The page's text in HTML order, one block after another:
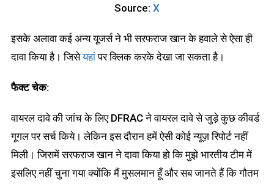
Source: X
इसके अलावा कई अन्य यूजर्स ने भी सरफराज खान के हवाले से ऐसा ही
दावा किया है। जिसेयहांपर क्लिक करके देखा जा सकता है।
फैक्ट चेक:
वायरल दावे की जांच के लिए DFRAC ने वायरल दावे से जुड़े कुछ कीवर्ड
गूगल पर सर्च किये। लेकिन इस दौरान हमें ऐसी कोई न्यूज़ रिपोर्ट नहीं
मिली। जिसमें सरफराज खान ने दावा किया हो कि मुझे भारतीय टीम में
इसलिए नहीं चुना गया क्योंकि मैं मुसलमान हूँ और सब जानते हैं कि गौतम